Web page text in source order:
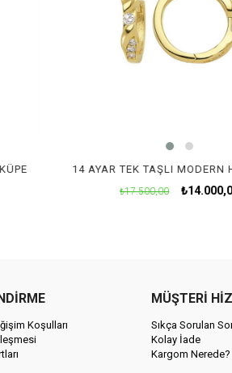
₺17.500,00
Koşulları
MÜŞTERİ
Sıkça Sorulan
Kolay İade
Kargom Nerede?